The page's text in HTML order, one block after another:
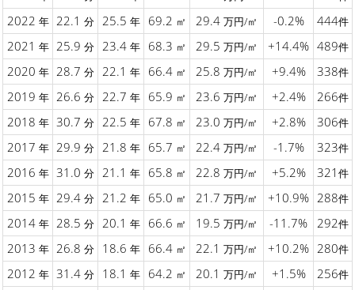
2022 年 22.1 分 25.5 年 69.2 ㎡ 29.4 万円/㎡ -0.2% 444件
2021 年 25.9 分 23.4 年 68.3 ㎡ 29.5 万円/㎡ +14.4% 489件
2020 年 28.7 分 22.1 年 66.4 ㎡ 25.8 万円/㎡ +9.4% 338件
2019 年 26.6 分 22.7 年 65.9 ㎡ 23.6 万円/㎡ +2.4% 266件
2018 年 30.7 分 22.5 年 67.8 ㎡ 23.0 万円/㎡ +2.8% 306件
2017 年 29.9 分 21.8 年 65.7 ㎡ 22.4 万円/㎡ -1.7% 323件
2016 年 31.0 分 21.1 年 65.8 ㎡ 22.8 万円/㎡ +5.2% 321 件
2015 年 29.4 分 21.2 年 65.0 ㎡ 21.7 万円/㎡ +10.9% 288件
2014 年 28.5 分 20.1 年 66.6 ㎡ 19.5 万円/㎡ -11.7% 292件
2013 年 26.8 分 18.6 年 66.4 ㎡ 22.1 万円/㎡ +10.2% 280件
2012 年 31.4 分 18.1 年 64.2 ㎡ 20.1 万円/㎡ +1.5% 256件